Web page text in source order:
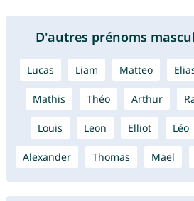
D'autres prénoms
Lucas Liam Matteo
Mathis Théo Arthur
Louis Leon Elliot Léo
Alexander Thomas Maël